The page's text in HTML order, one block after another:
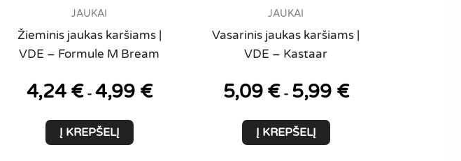
JAUKAI
Žieminis jaukas karšiams |
VDE – Formule M Bream
4,24€- 4,99 €
Į KREPŠELĮ
JAUKAI
Vasarinis jaukas karšiams |
VDE – Kastaar
5,09 €- 5,99 €
Į KREPŠELĮ